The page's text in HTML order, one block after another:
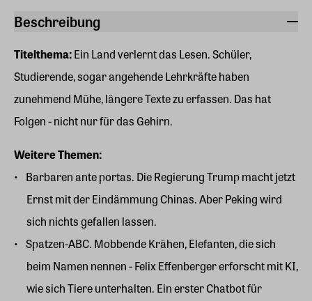
Beschreibung
Titelthema:Ein Land verlernt das Lesen. Schüler,
Studierende, sogar angehende Lehrkräfte haben
zunehmend Mühe, längere Texte zu erfassen. Das hat
Folgen - nicht nur für das Gehirn.
Weitere Themen:
Barbaren ante portas. Die Regierung Trump macht jetzt
Ernst mit der Eindämmung Chinas. Aber Peking wird
sich nichts gefallen lassen.
Spatzen-ABC. Mobbende Krähen, Elefanten, die sich
beim Namen nennen - Felix Effenberger erforscht mit KI,
wie sich Tiere unterhalten. Ein erster Chatbot für